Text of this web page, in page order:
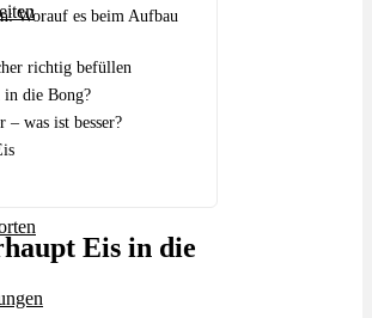
Worauf es beim Aufbau
richtig befüllen
die Bong?
– was ist besser?
Eis in die